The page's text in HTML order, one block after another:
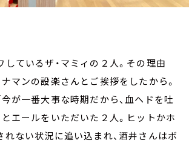
しているザ・マミィの２人。その理由
マンの設楽さんとご挨拶をしたから。
が一番大事な時期だから、血ヘドを吐
とエールをいただいた２人。ヒットかホ
れない状況に追い込まれ、酒井さんはボ